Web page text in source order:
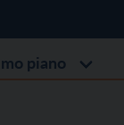
piano